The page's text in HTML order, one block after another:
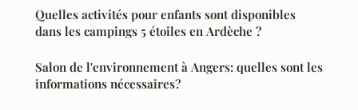
Quelles activités pour enfants sont disponibles
dans les campings 5 étoiles en Ardèche ?
Salon de l'environnement à Angers: quelles sont les
informations nécessaires?